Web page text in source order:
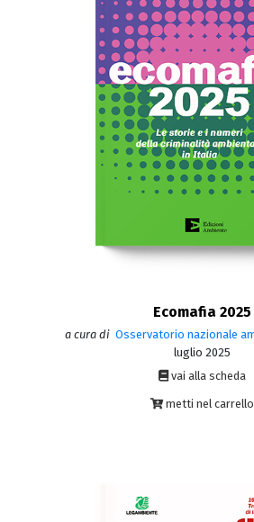
Ecomafia 2025
a cura di Osservatorio nazionale
luglio 2025
vai alla scheda
metti nel carrello